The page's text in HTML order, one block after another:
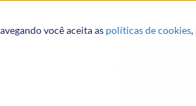
você aceita as políticas de cookies,